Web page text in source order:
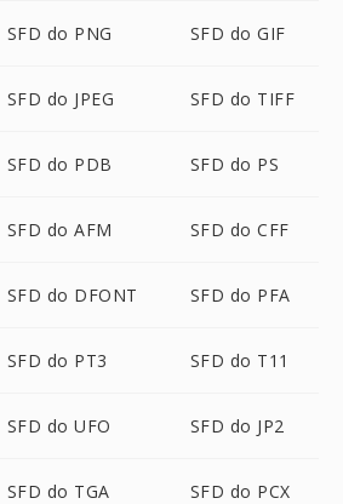
SFD do PNG SFD do GIF
SFD do JPEG SFD do TIFF
SFD do PDB SFD do PS
SFD do AFM SFD do CFF
SFD do DFONT SFD do PFA
SFD do PT3 SFD do T11
SFD do UFO SFD do JP2
SFD do TGA SFD do PCX